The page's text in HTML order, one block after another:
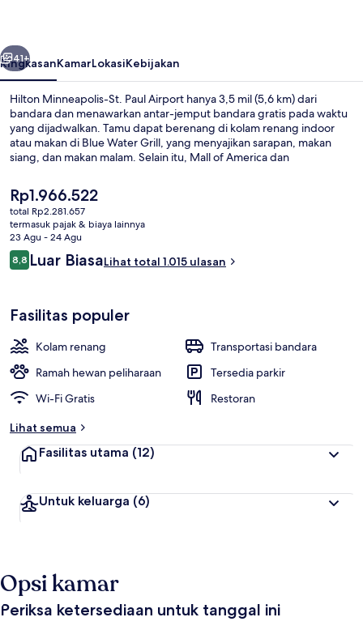
Berikutnya
41+
RingkasanKamarLokasiKebijakan
Hilton Minneapolis-St. Paul Airport hanya 3,5 mil (5,6 km) dari
bandara dan menawarkan antar-jemput bandara gratis pada waktu
yang dijadwalkan. Tamu dapat berenang di kolam renang indoor
atau makan di Blue Water Grill, yang menyajikan sarapan, makan
siang, dan makan malam. Selain itu, Mall of America dan
kenyamanan kamar mendapatkan nilai yang bagus dari para
traveler. Properti ini berada dekat dengan transportasi umum:
Stasiun American Boulevard berjarak 7 menit dan Stasiun
Bloomington Central berjarak 13 menit.
Harga
saat
ini
Rp1.966.522
Rp1.966.522
total Rp2.281.657
termasuk pajak & biaya lainnya
23 Agu - 24 Agu
Ulasan
8,88,8 dari 10
Luar BiasaLihat total 1.015 ulasan
Fasilitas populer
Kolam renang
Transportasi bandara
Ramah hewan peliharaan
Tersedia parkir
Wi-Fi Gratis
Restoran
Lihat semua
Fasilitas utama (12)
Untuk keluarga (6)
Opsi kamar
Periksa ketersediaan untuk tanggal ini